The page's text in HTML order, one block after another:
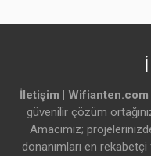
İletişim | Wifianten.com
güvenilir çözüm
Amacımız;
donanımları en